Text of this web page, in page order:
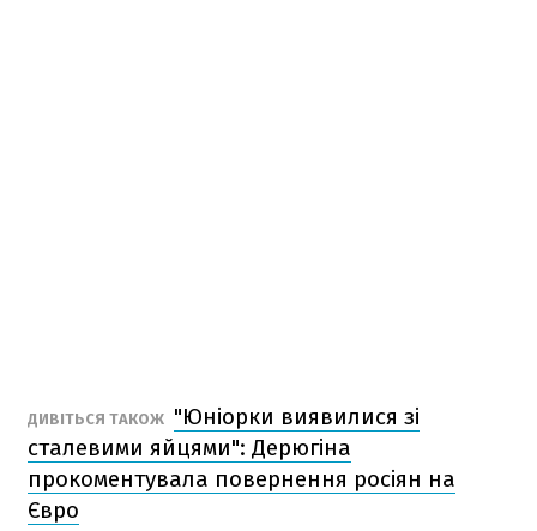
ДИВІТЬСЯ ТАКОЖ "Юніорки виявилися зі
сталевими яйцями": Дерюгіна
прокоментувала повернення росіян на
Євро